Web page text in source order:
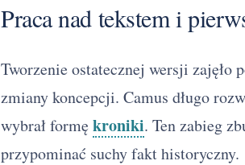
Praca nad tekstem i
Tworzenie ostatecznej wersji zajęło
zmiany koncepcji. Camus długo
wybrał formę kroniki. Ten zabieg
przypominać suchy fakt historyczny.